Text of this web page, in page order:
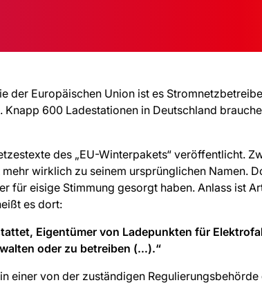
der Europäischen Union ist es
600 Ladestationen in Deutschland
des „EU-Winterpakets“ veröffentlicht.
wirklich zu seinem ursprünglichen Namen.
für eisige Stimmung gesorgt haben. Anlass ist
es dort:
Eigentümer von Ladepunkten für
oder zu betreiben (…).“
einer von der zuständigen Regulierungsbehörde